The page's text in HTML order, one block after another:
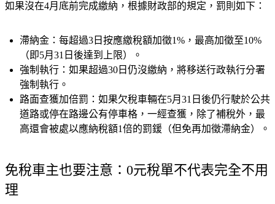
如果沒在4月底前完成繳納，根據財政部的規定，罰則如下：
滯納金： 每超過3日按應繳稅額加徵1%，最高加徵至10%
（即5月31日後達到上限）。
強制執行： 如果超過30日仍沒繳納，將移送行政執行分署
強制執行。
路面查獲加倍罰： 如果欠稅車輛在5月31日後仍行駛於公共
道路或停在路邊公有停車格，一經查獲，除了補稅外，最
高還會被處以應納稅額1倍的罰鍰（但免再加徵滯納金）。
免稅車主也要注意：0元稅單不代表完全不用
理